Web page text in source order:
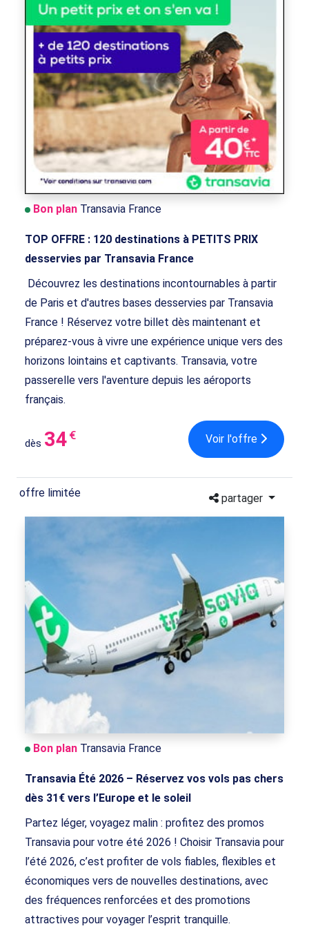
Bon plan Transavia France
TOP OFFRE : 120 destinations à PETITS PRIX
desservies par Transavia France
Découvrez les destinations incontournables à partir
de Paris et d'autres bases desservies par Transavia
France ! Réservez votre billet dès maintenant et
préparez-vous à vivre une expérience unique vers des
horizons lointains et captivants. Transavia, votre
passerelle vers l'aventure depuis les aéroports
français.
dès 34 € Voir l'offre
offre limitée partager
Bon plan Transavia France
Transavia Été 2026 – Réservez vos vols pas chers
dès 31€ vers l’Europe et le soleil
Partez léger, voyagez malin : profitez des promos
Transavia pour votre été 2026 ! Choisir Transavia pour
l’été 2026, c’est profiter de vols fiables, flexibles et
économiques vers de nouvelles destinations, avec
des fréquences renforcées et des promotions
attractives pour voyager l’esprit tranquille.